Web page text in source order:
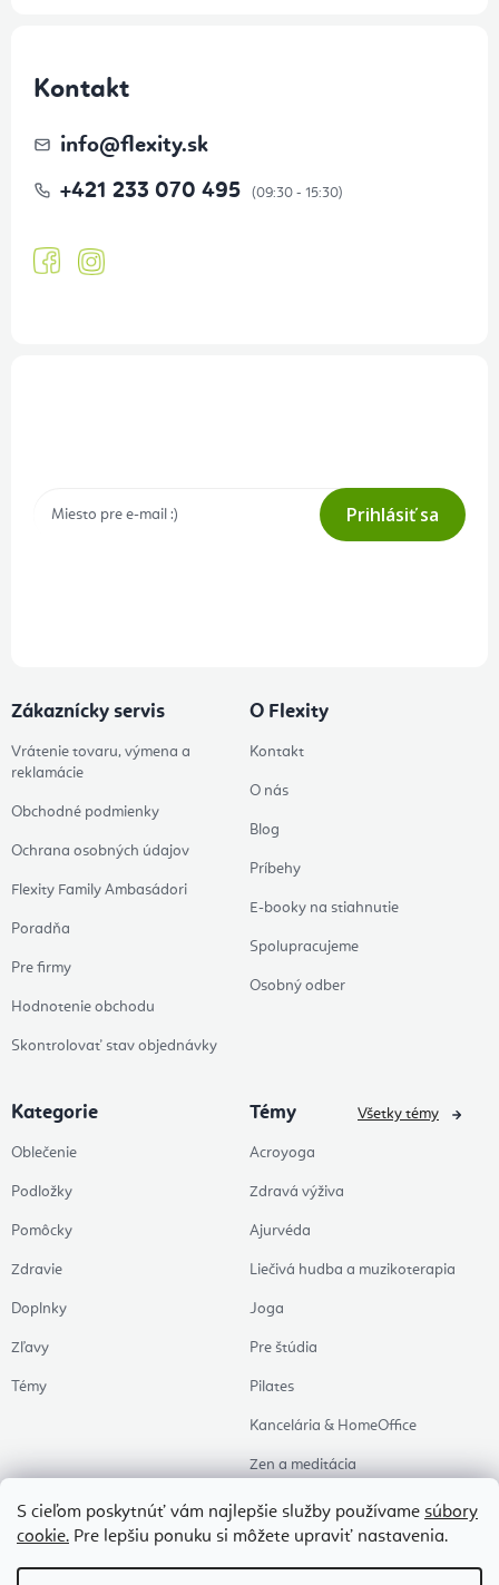
S cieľom poskytnúť vám najlepšie služby používame súbory
cookie. Pre lepšiu ponuku si môžete upraviť nastavenia.
Kontakt
info@flexity.sk
+421 233 070 495
Prihlásiť sa
Zákaznícky servis
Vrátenie tovaru, výmena a
reklamácie
Obchodné podmienky
Ochrana osobných údajov
Flexity Family Ambasádori
Poradňa
Pre firmy
Hodnotenie obchodu
Skontrolovať stav objednávky
O Flexity
Kontakt
O nás
Blog
Príbehy
E-booky na stiahnutie
Spolupracujeme
Osobný odber
Kategorie
Oblečenie
Podložky
Pomôcky
Zdravie
Doplnky
Zľavy
Témy
Témy
Acroyoga
Zdravá výživa
Ajurvéda
Liečivá hudba a muzikoterapia
Joga
Pre štúdia
Pilates
Kancelária & HomeOffice
Zen a meditácia
Aromaterapia
Zdravý spánok
Všetky témy